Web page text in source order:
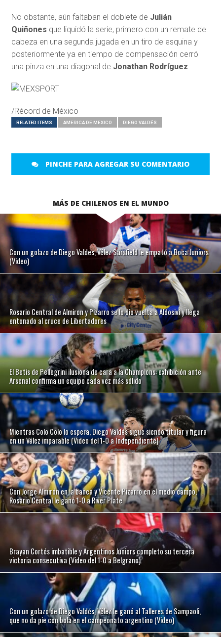
No obstante, aún faltaban el doblete de Julián
Quiñones que liquidó la serie, primero con un remate de
cabeza en una segunda jugada en un tiro de esquina y
posteriormente ya en tiempo de compensación cerró
una pinza en una diagonal de Jonathan Rodríguez.
/Récord de México
RELATED ITEMS AMERICA DE MEXICO DIEGO VALDÉS
PINCHE PARA AGREGAR SU COMENTARIO
MÁS DE CHILENOS EN EL MUNDO
Con un golazo de Diego Valdes, Vélez Sarsfield le empató a Boca Juniors
(Video)
Rosario Central de Almiron y Pizarro se lo dio vuelta a Aldosivi y llega
entonado al cruce de Libertadores
El Betis de Pellegrini ilusiona de cara a la Champions: exhibición ante
Arsenal confirma un equipo cada vez más sólido
Mientras Colo Colo lo espera, Diego Valdés sigue siendo titular y figura
en un Vélez imparable (Video del 1-0 a Independiente)
Con Jorge Almirón en la banca y Vicente Pizarro en el medio campo,
Rosario Central le ganó 1-0 a River Plate
Brayan Cortés imbatible y Argentinos Juniors completo su tercera
victoria consecutiva (Video del 1-0 a Belgrano)
Con un golazo de Diego Valdés, Vélez le ganó al Talleres de Sampaoli,
que no da pie con bola en el campeonato argentino (Video)